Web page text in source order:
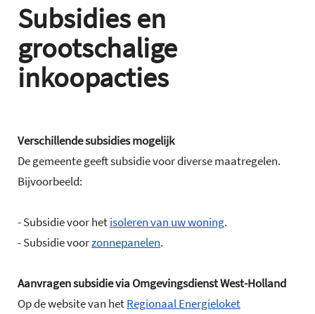
Subsidies en
grootschalige
inkoopacties
Verschillende subsidies mogelijk
De gemeente geeft subsidie voor diverse maatregelen.
Bijvoorbeeld:
- Subsidie voor hetisoleren van uw woning.
- Subsidie voorzonnepanelen.
Aanvragen subsidie via Omgevingsdienst West-Holland
Op de website van hetRegionaal Energieloket